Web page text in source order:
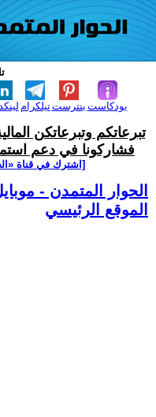
تيلكرامبنترست بودكاست
تبرعاتكم وتبرعاتكن
فشاركونا في دعم
[اشترك في قناة
الحوار المتمدن -
الموقع الرئيسي